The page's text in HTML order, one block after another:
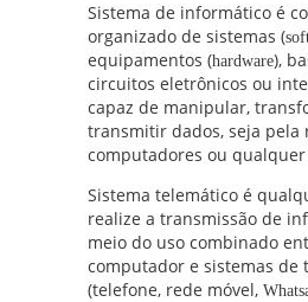
Sistema de informático é
organizado de sistemas (
equipamentos (hardware),
circuitos eletrônicos ou
capaz de manipular,
transmitir dados, seja pela
computadores ou
Sistema telemático é
realize a transmissão de
meio do uso combinado
computador e sistemas de
(telefone, rede móvel,